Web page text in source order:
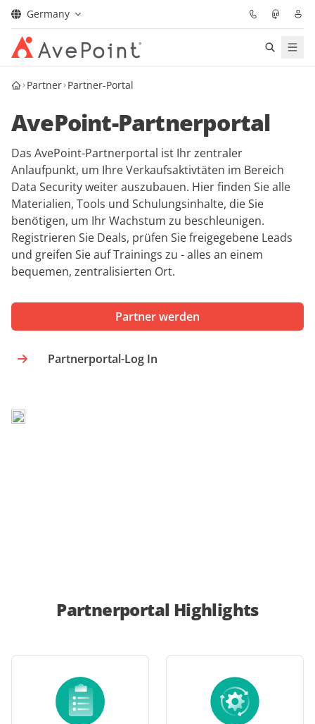
Germany
Lösungen
Confidence Platform
Pricing
Für Partner
Ressourcen
Über AvePoint
Sprechen Sie mit unseren
Partner Partner-Portal
AvePoint-Partnerportal
Das AvePoint-Partnerportal ist Ihr zentraler
Anlaufpunkt, um Ihre Verkaufsaktivtäten im Bereich
Data Security weiter auszubauen. Hier finden Sie alle
Materialien, Tools und Schulungsinhalte, die Sie
benötigen, um Ihr Wachstum zu beschleunigen.
Registrieren Sie Deals, prüfen Sie freigegebene Leads
und greifen Sie auf Trainings zu - alles an einem
bequemen, zentralisierten Ort.
Partner werden
Partnerportal-Log In
Partnerportal Highlights